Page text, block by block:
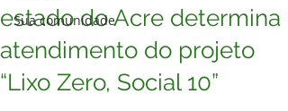
Sua comunidade
estado do Acre determina
atendimento do projeto
“Lixo Zero, Social 10”